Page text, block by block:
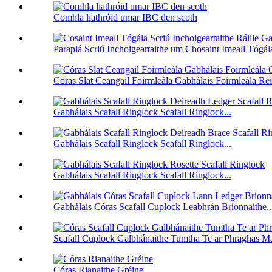
Comhla liathróid umar IBC den scoth
Paraplá Scriú Inchoigeartaithe um Chosaint Imeall
Córas Slat Ceangail Foirmleála Gabhálais Foirmleála
Gabhálais Scafall Ringlock Scafall Ringlock...
Gabhálais Scafall Ringlock Scafall Ringlock...
Gabhálais Scafall Ringlock Scafall Ringlock...
Gabhálais Córas Scafall Cuplock Leabhrán
Scafall Cuplock Galbhánaithe Tumtha Te ar Phraghas